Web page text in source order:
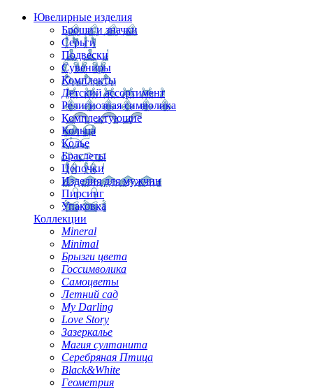
Ювелирные изделия
Броши и значки
Серьги
Подвески
Сувениры
Комплекты
Детский ассортимент
Религиозная символика
Комплектующие
Кольца
Колье
Браслеты
Цепочки
Изделия для мужчин
Пирсинг
Упаковка
Коллекции
Mineral
Minimal
Брызги цвета
Госсимволика
Самоцветы
Летний сад
My Darling
Love Story
Зазеркалье
Магия султанита
Серебряная Птица
Black&White
Геометрия